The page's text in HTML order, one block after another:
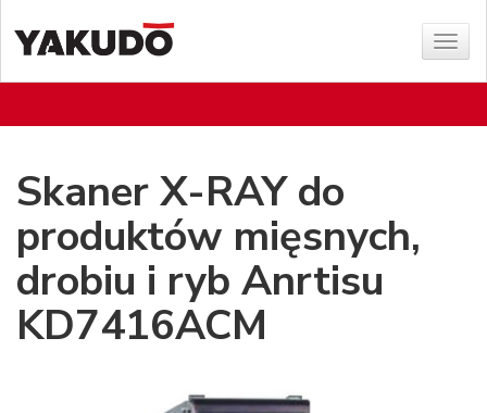
Show
menu
Skaner X-RAY do
produktów mięsnych,
drobiu i ryb Anrtisu
KD7416ACM